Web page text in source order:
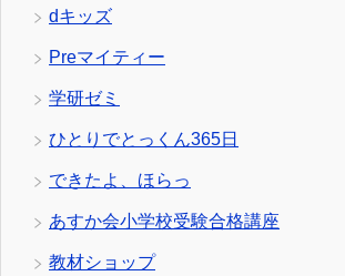
dキッズ
Preマイティー
学研ゼミ
ひとりでとっくん365日
できたよ、ほらっ
あすか会小学校受験合格講座
教材ショップ